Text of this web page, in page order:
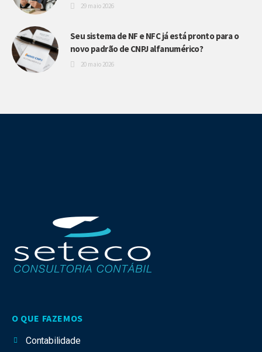
29 maio 2026
Seu sistema de NF e NFC já está pronto para o
novo padrão de CNPJ alfanumérico?
20 maio 2026
O QUE FAZEMOS
Contabilidade